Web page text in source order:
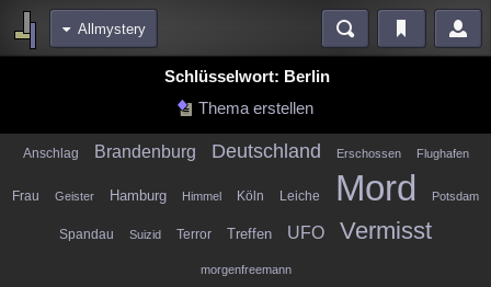
Allmystery
Diskussionen Videos
Wiki Neuigkeiten
Schlüsselwort: Berlin
Thema erstellen
Anschlag Brandenburg Deutschland Erschossen Flughafen
Frau Geister Hamburg Himmel Köln Leiche Mord Potsdam
Spandau Suizid Terror Treffen UFO Vermisst
morgenfreemann